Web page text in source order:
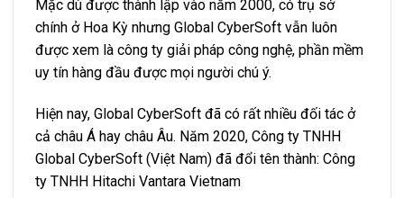
Mặc dù được thành lập vào năm 2000, có trụ sở
chính ở Hoa Kỳ nhưng Global CyberSoft vẫn luôn
được xem là công ty giải pháp công nghệ, phần mềm
uy tín hàng đầu được mọi người chú ý.
Hiện nay, Global CyberSoft đã có rất nhiều đối tác ở
cả châu Á hay châu Âu. Năm 2020, Công ty TNHH
Global CyberSoft (Việt Nam) đã đổi tên thành: Công
ty TNHH Hitachi Vantara Vietnam